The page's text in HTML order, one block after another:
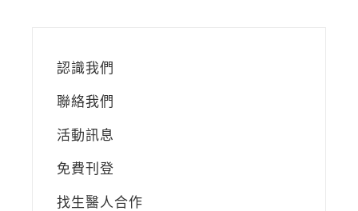
認識我們
聯絡我們
活動訊息
免費刊登
找生醫人合作